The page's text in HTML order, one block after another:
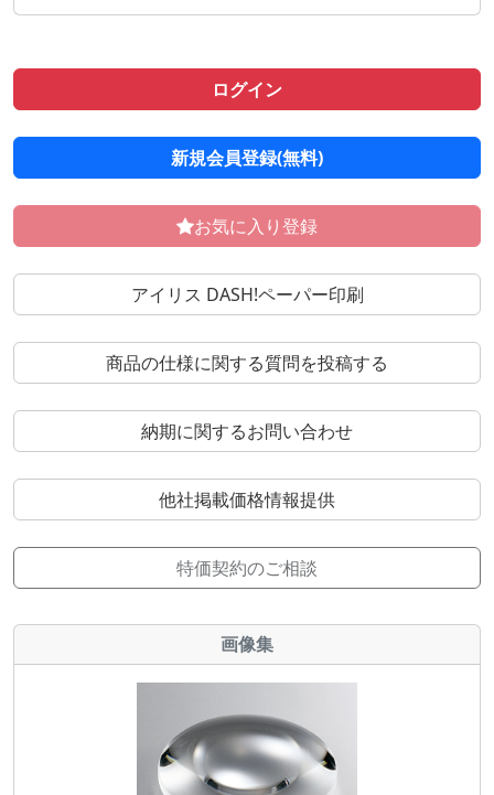
ログイン
新規会員登録(無料)
お気に入り登録
アイリス DASH!ペーパー印刷
商品の仕様に関する質問を投稿する
納期に関するお問い合わせ
他社掲載価格情報提供
特価契約のご相談
画像集